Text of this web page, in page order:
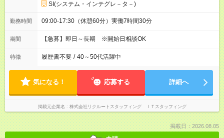
SI(システム・インテグレ－タ－)
勤務時間 09:00-17:30（休憩60分）実働7時間30分
期間 【急募】即日～長期 ※開始日相談OK
特徴 履歴書不要 / 40～50代活躍中
気になる！ 応募する 詳細へ
掲載元企業名 株式会社リクルートスタッフィング ＩＴスタッフィング
掲載日：2026.08.05